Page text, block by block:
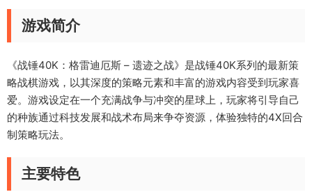
游戏简介
《战锤40K：格雷迪厄斯 – 遗迹之战》是战锤40K系列的最新策
略战棋游戏，以其深度的策略元素和丰富的游戏内容受到玩家喜
爱。游戏设定在一个充满战争与冲突的星球上，玩家将引导自己
的种族通过科技发展和战术布局来争夺资源，体验独特的4X回合
制策略玩法。
主要特色